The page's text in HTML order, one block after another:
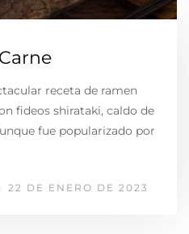
receta de ramen
fideos shirataki, caldo de
fue popularizado por
22 DE ENERO DE 2023